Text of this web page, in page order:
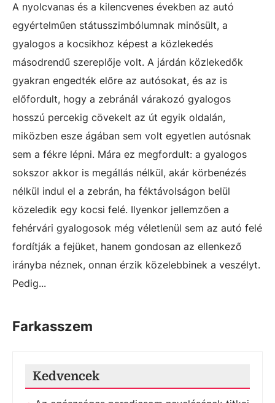
A nyolcvanas és a kilencvenes években az autó
egyértelműen státusszimbólumnak minősült, a
gyalogos a kocsikhoz képest a közlekedés
másodrendű szereplője volt. A járdán közlekedők
gyakran engedték előre az autósokat, és az is
előfordult, hogy a zebránál várakozó gyalogos
hosszú percekig cövekelt az út egyik oldalán,
miközben esze ágában sem volt egyetlen autósnak
sem a fékre lépni. Mára ez megfordult: a gyalogos
sokszor akkor is megállás nélkül, akár körbenézés
nélkül indul el a zebrán, ha féktávolságon belül
közeledik egy kocsi felé. Ilyenkor jellemzően a
fehérvári gyalogosok még véletlenül sem az autó felé
fordítják a fejüket, hanem gondosan az ellenkező
irányba néznek, onnan érzik közelebbinek a veszélyt.
Pedig...
Farkasszem
Kedvencek